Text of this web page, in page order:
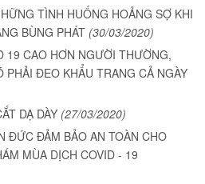
TÌNH HUỐNG HOẢNG SỢ KHI
BÙNG PHÁT (30/03/2020)
19 CAO HƠN NGƯỜI THƯỜNG,
PHẢI ĐEO KHẨU TRANG CẢ NGÀY
DẠ DÀY (27/03/2020)
ĐỨC ĐẢM BẢO AN TOÀN CHO
MÙA DỊCH COVID - 19